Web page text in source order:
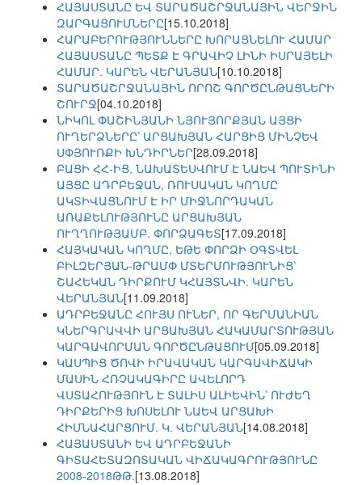
ՀԱՅԱՍՏԱՆԸ ԵՎ ՏԱՐԱԾԱՇՐՋԱՆԱՅԻՆ ՎԵՐՋԻՆ
ԶԱՐԳԱՑՈՒՄՆԵՐԸ[15.10.2018]
ՀԱՐԱԲԵՐՈՒԹՅՈՒՆՆԵՐԸ ԽՈՐԱՑՆԵԼՈՒ ՀԱՄԱՐ
ՀԱՅԱՍՏԱՆԸ ՊԵՏՔ Է ԳՐԱՎԻՉ ԼԻՆԻ ԻՍՐԱՅԵԼԻ
ՀԱՄԱՐ. ԿԱՐԵՆ ՎԵՐԱՆՅԱՆ[10.10.2018]
ՏԱՐԱԾԱՇՐՋԱՆԱՅԻՆ ՈՐՈՇ ԳՈՐԾԸՆԹԱՑՆԵՐԻ
ՇՈՒՐՋ[04.10.2018]
ՆԻԿՈԼ ՓԱՇԻՆՅԱՆԻ ՆՅՈՒՅՈՐՔՅԱՆ ԱՅՑԻ
ՈՒՂԵՐՁՆԵՐԸ՝ ԱՐՑԱԽՅԱՆ ՀԱՐՑԻՑ ՄԻՆՉԵՎ
ՍՓՅՈՒՌՔԻ ԽՆԴԻՐՆԵՐ[28.09.2018]
ԲԱՑԻ ՀՀ-ԻՑ, ՆԱԽԱՏԵՍՎՈՒՄ Է ՆԱԵՎ ՊՈՒՏԻՆԻ
ԱՅՑԸ ԱԴՐԲԵՋԱՆ, ՌՈՒՍԱԿԱՆ ԿՈՂՄԸ
ԱԿՏԻՎԱՑՆՈՒՄ Է ԻՐ ՄԻՋՆՈՐԴԱԿԱՆ
ԱՌԱՔԵԼՈՒԹՅՈՒՆԸ ԱՐՑԱԽՅԱՆ
ՈՒՂՂՈՒԹՅԱՄԲ. ՓՈՐՁԱԳԵՏ[17.09.2018]
ՀԱՅԿԱԿԱՆ ԿՈՂՄԸ, ԵԹԵ ՓՈՐՁԻ ՕԳՏՎԵԼ
ԲԻԼԶԵՐՅԱՆ-ԹՐԱՄՓ ՄՏԵՐՄՈՒԹՅՈՒՆԻՑ՝
ՇԱՀԵԿԱՆ ԴԻՐՔՈՒՄ ԿՀԱՅՏՆՎԻ. ԿԱՐԵՆ
ՎԵՐԱՆՅԱՆ[11.09.2018]
ԱԴՐԲԵՋԱՆԸ ՀՈՒՅՍ ՈՒՆԵՐ, ՈՐ ԳԵՐՄԱՆԻԱՆ
ԿՆԵՐԳՐԱՎՎԻ ԱՐՑԱԽՅԱՆ ՀԱԿԱՄԱՐՏՈՒԹՅԱՆ
ԿԱՐԳԱՎՈՐՄԱՆ ԳՈՐԾԸՆԹԱՑՈՒՄ[05.09.2018]
ԿԱՍՊԻՑ ԾՈՎԻ ԻՐԱՎԱԿԱՆ ԿԱՐԳԱՎԻՃԱԿԻ
ՄԱՍԻՆ ՀՌՉԱԿԱԳԻՐԸ ԱՎԵԼՈՐԴ
ՎՍՏԱՀՈՒԹՅՈՒՆ Է ՏԱԼԻՍ ԱԼԻԵՎԻՆ՝ ՈՒԺԵՂ
ԴԻՐՔԵՐԻՑ ԽՈՍԵԼՈՒ ՆԱԵՎ ԱՐՑԱԽԻ
ՀԻՄՆԱՀԱՐՑՈՒՄ. Կ. ՎԵՐԱՆՅԱՆ[14.08.2018]
ՀԱՅԱՍՏԱՆԻ ԵՎ ԱԴՐԲԵՋԱՆԻ
ԳԻՏԱՀԵՏԱԶՈՏԱԿԱՆ ՎԻՃԱԿԱԳՐՈՒԹՅՈՒՆԸ
2008-2018ԹԹ.[13.08.2018]